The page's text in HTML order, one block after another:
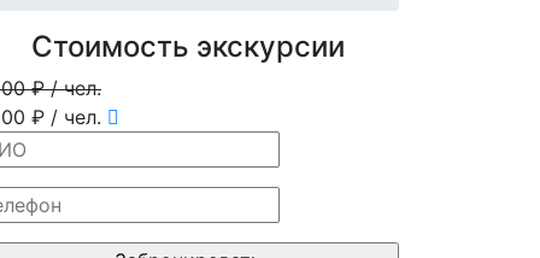
Стоимость экскурсии
₽ / чел.
₽ / чел.